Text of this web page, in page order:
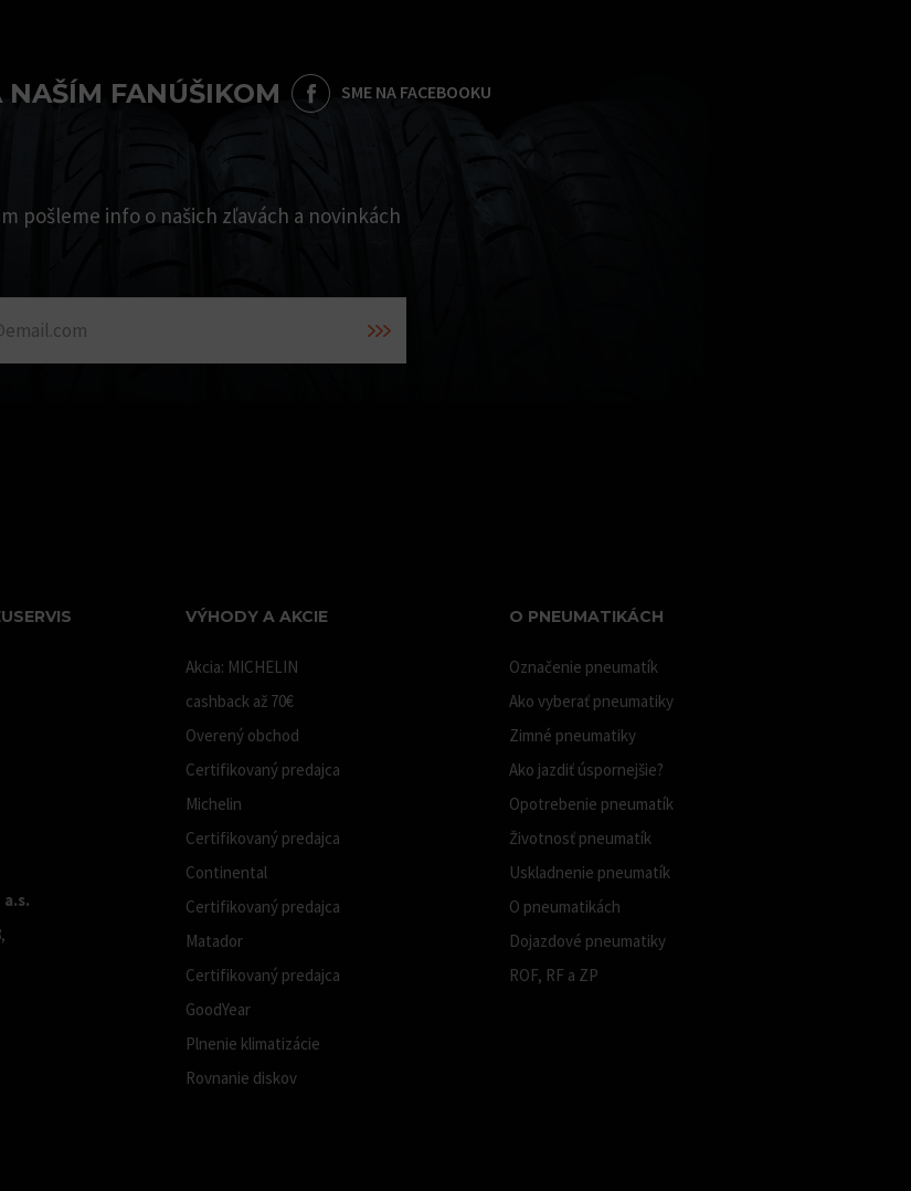
NAŠÍM FANÚŠIKOM SME NA FACEBOOKU
pošleme info o našich zľavách a novinkách
VÝHODY A AKCIE
Akcia: MICHELIN
cashback až 70€
Overený obchod
Certifikovaný predajca
Michelin
Certifikovaný predajca
Continental
Certifikovaný predajca
Matador
Certifikovaný predajca
GoodYear
Plnenie klimatizácie
Rovnanie diskov
O PNEUMATIKÁCH
Označenie pneumatík
Ako vyberať pneumatiky
Zimné pneumatiky
Ako jazdiť úspornejšie?
Opotrebenie pneumatík
Životnosť pneumatík
Uskladnenie pneumatík
O pneumatikách
Dojazdové pneumatiky
ROF, RF a ZP